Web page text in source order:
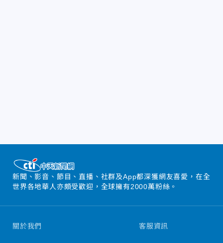
新聞、影音、節目、直播、社群及App都深獲網友喜愛，在全
世界各地華人亦頗受歡迎，全球擁有2000萬粉絲。
關於我們 客服資訊